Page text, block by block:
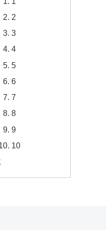
2
3
4
5
6
7
8
9
10